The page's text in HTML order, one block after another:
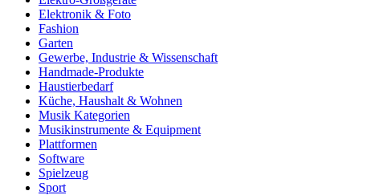
Elektronik & Foto
Fashion
Garten
Gewerbe, Industrie & Wissenschaft
Handmade-Produkte
Haustierbedarf
Küche, Haushalt & Wohnen
Musik Kategorien
Musikinstrumente & Equipment
Plattformen
Software
Spielzeug
Sport